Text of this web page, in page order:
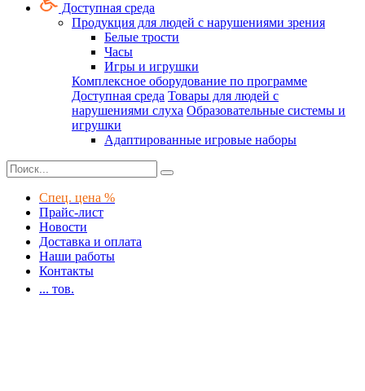
Доступная среда
Продукция для людей с нарушениями зрения
Белые трости
Часы
Игры и игрушки
Комплексное оборудование по программе
Доступная среда Товары для людей с
нарушениями слуха Образовательные системы и
игрушки
Адаптированные игровые наборы
Спец. цена %
Прайс-лист
Новости
Доставка и оплата
Наши работы
Контакты
... тов.